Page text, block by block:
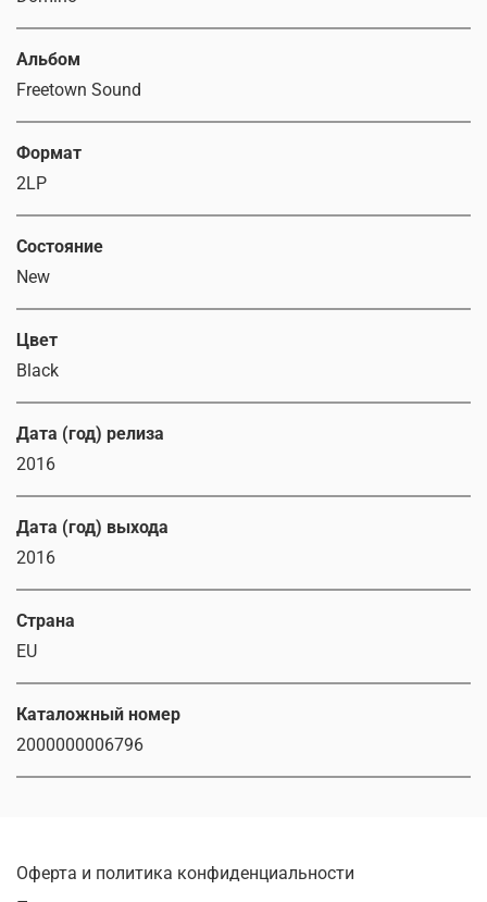
Альбом
Freetown Sound
Формат
2LP
Состояние
New
Цвет
Black
Дата (год) релиза
2016
Дата (год) выхода
2016
Страна
EU
Каталожный номер
2000000006796
Оферта и политика конфиденциальности